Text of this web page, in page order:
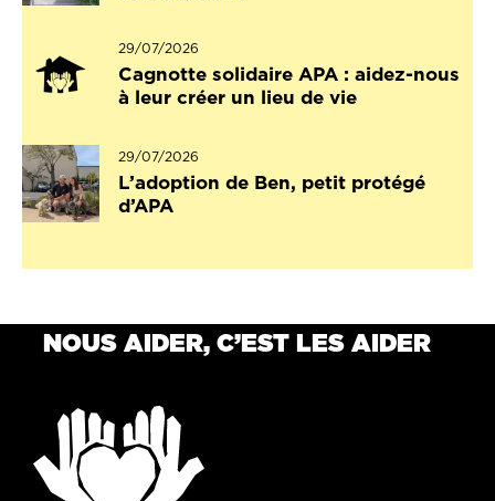
29/07/2026
Cagnotte solidaire APA : aidez-nous
à leur créer un lieu de vie
29/07/2026
L’adoption de Ben, petit protégé
d’APA
NOUS AIDER, C’EST LES AIDER